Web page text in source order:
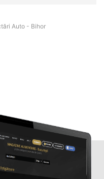
Auto - Bihor